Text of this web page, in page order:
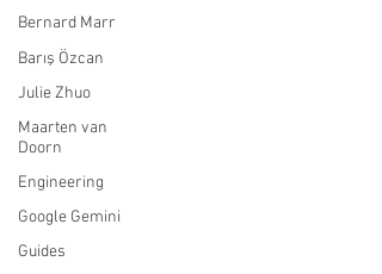
Bernard Marr
Barış Özcan
Julie Zhuo
Maarten van
Doorn
Engineering
Google Gemini
Guides